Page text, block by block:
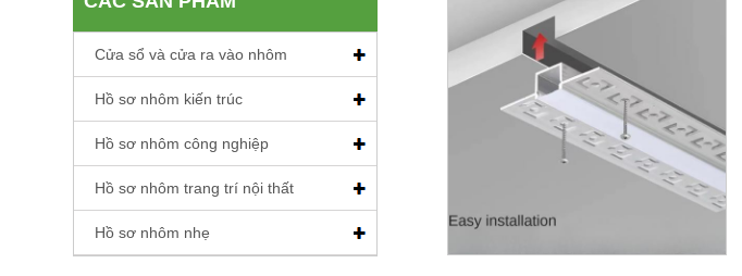
Cửa sổ và cửa ra vào nhôm
Hồ sơ nhôm kiến ​​trúc
Hồ sơ nhôm công nghiệp
Hồ sơ nhôm trang trí nội thất
Hồ sơ nhôm nhẹ